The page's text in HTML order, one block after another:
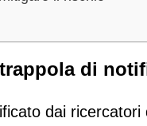
di
dai